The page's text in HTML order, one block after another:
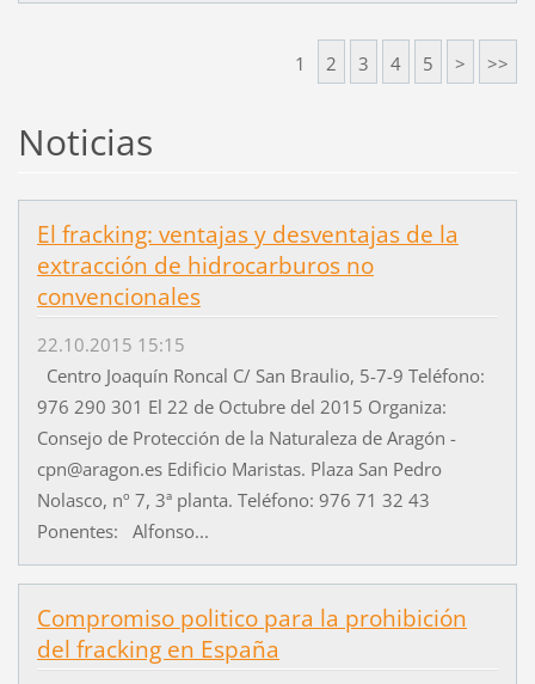
1 2 3 4 5 > >>
Noticias
El fracking: ventajas y desventajas de la
extracción de hidrocarburos no
convencionales
22.10.2015 15:15
Centro Joaquín Roncal C/ San Braulio, 5-7-9 Teléfono:
976 290 301 El 22 de Octubre del 2015 Organiza:
Consejo de Protección de la Naturaleza de Aragón -
cpn@aragon.es Edificio Maristas. Plaza San Pedro
Nolasco, nº 7, 3ª planta. Teléfono: 976 71 32 43
Ponentes: Alfonso...
Compromiso politico para la prohibición
del fracking en España